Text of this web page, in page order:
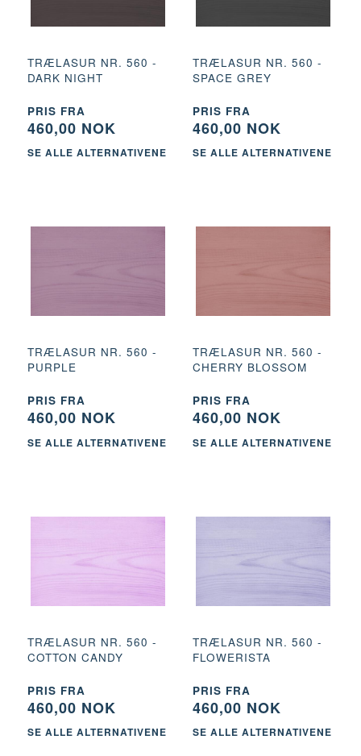
TRÆLASUR NR. 560 -
DARK NIGHT
PRIS FRA
460,00 NOK
SE ALLE ALTERNATIVENE
TRÆLASUR NR. 560 -
SPACE GREY
PRIS FRA
460,00 NOK
SE ALLE ALTERNATIVENE
TRÆLASUR NR. 560 -
PURPLE
PRIS FRA
460,00 NOK
SE ALLE ALTERNATIVENE
TRÆLASUR NR. 560 -
CHERRY BLOSSOM
PRIS FRA
460,00 NOK
SE ALLE ALTERNATIVENE
TRÆLASUR NR. 560 -
COTTON CANDY
PRIS FRA
460,00 NOK
SE ALLE ALTERNATIVENE
TRÆLASUR NR. 560 -
FLOWERISTA
PRIS FRA
460,00 NOK
SE ALLE ALTERNATIVENE